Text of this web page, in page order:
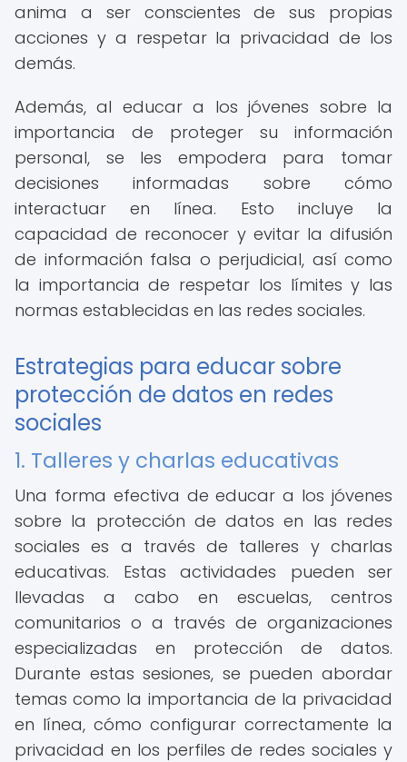
anima a ser conscientes de sus propias
acciones y a respetar la privacidad de los
demás.
Además, al educar a los jóvenes sobre la
importancia de proteger su información
personal, se les empodera para tomar
decisiones informadas sobre cómo
interactuar en línea. Esto incluye la
capacidad de reconocer y evitar la difusión
de información falsa o perjudicial, así como
la importancia de respetar los límites y las
normas establecidas en las redes sociales.
Estrategias para educar sobre
protección de datos en redes
sociales
1. Talleres y charlas educativas
Una forma efectiva de educar a los jóvenes
sobre la protección de datos en las redes
sociales es a través de talleres y charlas
educativas. Estas actividades pueden ser
llevadas a cabo en escuelas, centros
comunitarios o a través de organizaciones
especializadas en protección de datos.
Durante estas sesiones, se pueden abordar
temas como la importancia de la privacidad
en línea, cómo configurar correctamente la
privacidad en los perfiles de redes sociales y